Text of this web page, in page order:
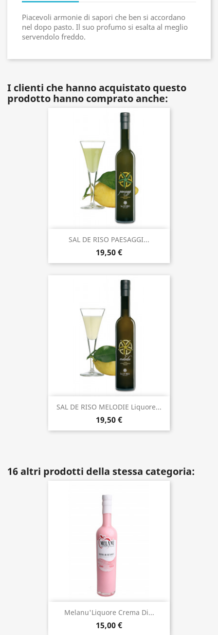
Piacevoli armonie di sapori che ben si accordano
nel dopo pasto. Il suo profumo si esalta al meglio
servendolo freddo.
I clienti che hanno acquistato questo
prodotto hanno comprato anche:
SAL DE RISO PAESAGGI...
19,50 €
SAL DE RISO MELODIE Liquore...
19,50 €
16 altri prodotti della stessa categoria:
Melanu'Liquore Crema Di...
15,00 €